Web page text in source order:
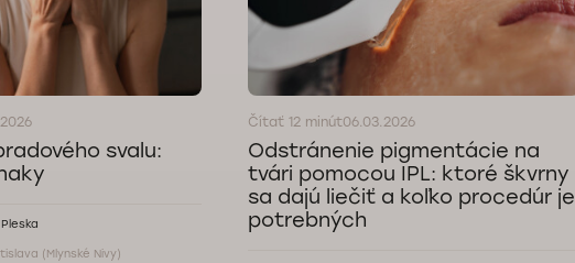
svalu:
(Mlynské Nivy)
Čítať 12 minút06.03.2026
Odstránenie pigmentácie na
tvári pomocou IPL: ktoré škvrny
sa dajú liečiť a koľko procedúr je
potrebných